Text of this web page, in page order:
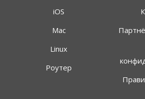
Воспользуйтесь специальным
ALTVPN, и сэкомьте на тарифном
iOS
Mac
Linux
Роутер